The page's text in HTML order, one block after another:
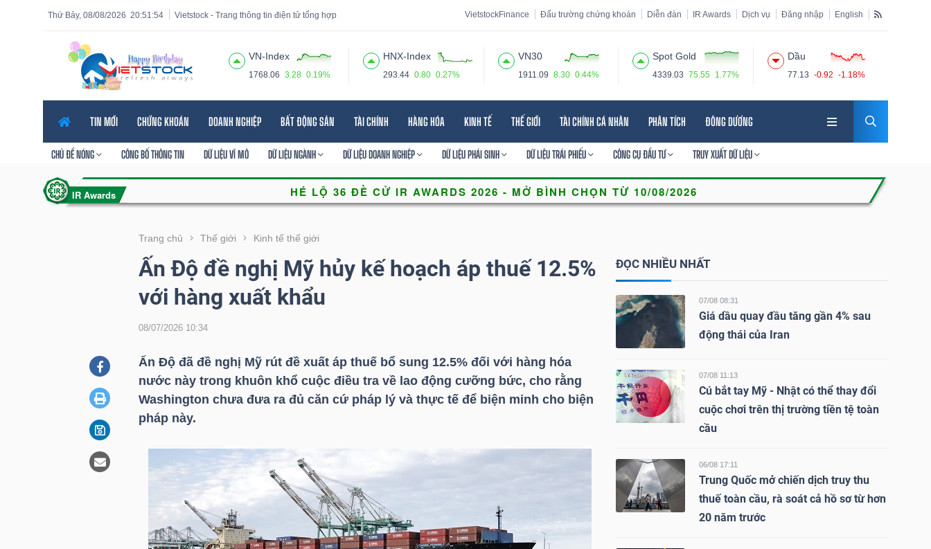
20:51:56
Thứ Bảy, 08/08/2026 Vietstock - Trang thông tin điện tử tổng hợp VietstockFinance Đấu trường chứng khoán Diễn đàn IR Awards Dịch vụ Đăng nhập English
VN-Index
1768.06 3.28 0.19%
HNX-Index
293.44 0.80 0.27%
VN30
1911.09 8.30 0.44%
Spot Gold
4339.03 75.55 1.77%
Dầu
77.13 -0.92 -1.18%
TIN MỚI CHỨNG KHOÁN DOANH NGHIỆP BẤT ĐỘNG SẢN TÀI CHÍNH HÀNG HÓA KINH TẾ THẾ GIỚI TÀI CHÍNH CÁ NHÂN PHÂN TÍCH ĐÔNG DƯƠNG
CHỦ ĐỀ NÓNG CÔNG BỐ THÔNG TIN DỮ LIỆU VĨ MÔ DỮ LIỆU NGÀNH DỮ LIỆU DOANH NGHIỆP DỮ LIỆU PHÁI SINH DỮ LIỆU TRÁI PHIẾU CÔNG CỤ ĐẦU TƯ TRUY XUẤT DỮ LIỆU
Trang chủ Thế giới Kinh tế thế giới
Ấn Độ đề nghị Mỹ hủy kế hoạch áp thuế 12.5%
với hàng xuất khẩu
08/07/2026 10:34
Ấn Độ đã đề nghị Mỹ rút đề xuất áp thuế bổ sung 12.5% đối với hàng hóa
nước này trong khuôn khổ cuộc điều tra về lao động cưỡng bức, cho rằng
Washington chưa đưa ra đủ căn cứ pháp lý và thực tế để biện minh cho biện
pháp này.
ĐỌC NHIỀU NHẤT
07/08 08:31
Giá dầu quay đầu tăng gần 4% sau
động thái của Iran
07/08 11:13
Cú bắt tay Mỹ - Nhật có thể thay đổi
cuộc chơi trên thị trường tiền tệ toàn
cầu
06/08 17:11
Trung Quốc mở chiến dịch truy thu
thuế toàn cầu, rà soát cả hồ sơ từ hơn
20 năm trước
Tính năng
năng
VIETSTOCK